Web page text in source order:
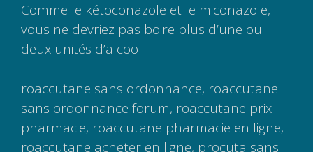
Comme le kétoconazole et le miconazole,
vous ne devriez pas boire plus d’une ou
deux unités d’alcool.
roaccutane sans ordonnance, roaccutane
sans ordonnance forum, roaccutane prix
pharmacie, roaccutane pharmacie en ligne,
roaccutane acheter en ligne, procuta sans